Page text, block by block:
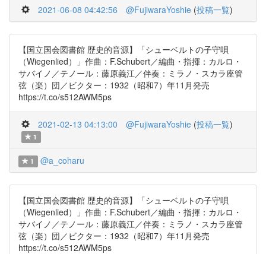
2021-06-08 04:42:56 @FujiwaraYoshie (投稿一覧)
【国立国会図書館 歴史的音源】「シューベルトの子守唄
（Wiegenlied）」作曲：F.Schubert／編曲・指揮：カルロ・
サバイノ／テノール：藤原義江／伴奏：ミラノ・スカラ座管
弦（楽）団／ビクター：1932（昭和7）年11月発売
https://t.co/s512AWM5ps
2021-02-13 04:13:00 @FujiwaraYoshie (投稿一覧)
1
1 @a_coharu
【国立国会図書館 歴史的音源】「シューベルトの子守唄
（Wiegenlied）」作曲：F.Schubert／編曲・指揮：カルロ・
サバイノ／テノール：藤原義江／伴奏：ミラノ・スカラ座管
弦（楽）団／ビクター：1932（昭和7）年11月発売
https://t.co/s512AWM5ps